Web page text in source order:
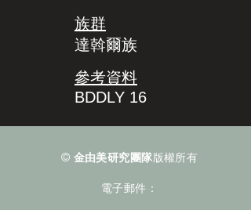
族群
達斡爾族
參考資料
BDDLY 16
© 金由美研究團隊版權所有
電子郵件：